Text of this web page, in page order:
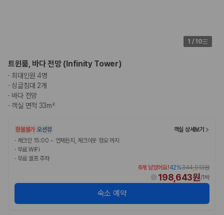
1 / 10
트윈룸, 바다 전망 (Infinity Tower)
· 최대인원 4명
·싱글침대 2개
· 바다 전망
·객실 면적 33m²
환불불가 오션뷰
객실 상세보기
· 체크인 15:00 ~ 언제든지, 체크아웃 정오 까지
· 무료 WiFi
· 무료 셀프 주차
6개 남았어요!42%344,913원
198,643원/1박
숙소 예약